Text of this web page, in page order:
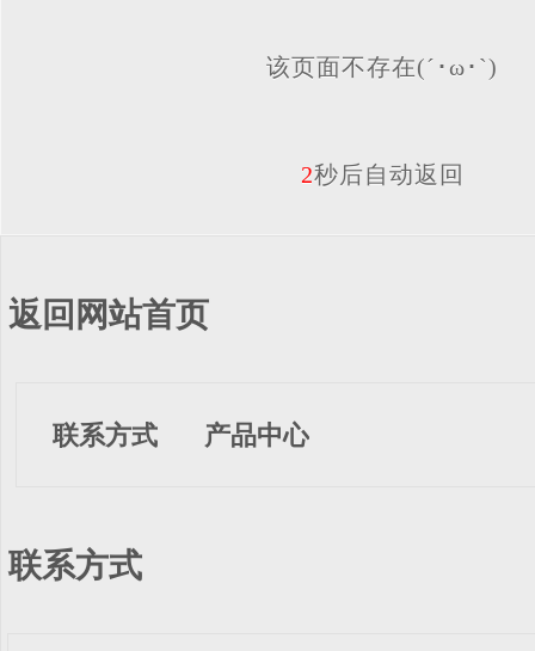
该页面不存在(´･ω･`)
2秒后自动返回
返回网站首页
联系方式 产品中心
联系方式